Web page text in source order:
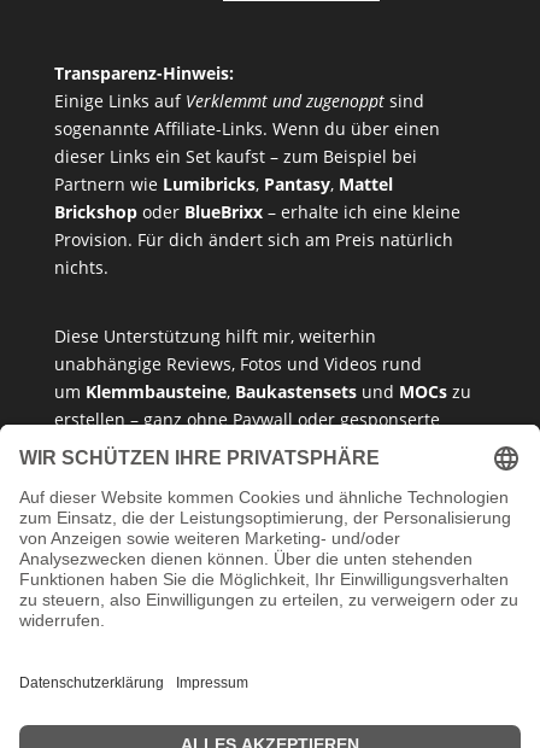
Transparenz-Hinweis:
Einige Links auf Verklemmt und zugenopptsind
sogenannte Affiliate-Links. Wenn du über einen
dieser Links ein Set kaufst – zum Beispiel bei
Partnern wie Lumibricks, Pantasy, Mattel
Brickshopoder BlueBrixx– erhalte ich eine kleine
Provision. Für dich ändert sich am Preis natürlich
nichts.
Diese Unterstützung hilft mir, weiterhin
unabhängige Reviews, Fotos und Videos rund
um Klemmbausteine, Baukastensetsund MOCszu
erstellen – ganz ohne Paywall oder gesponserte
Meinung. Ich empfehle nur Produkte, die ich selbst
vertreten kann.
Danke, dass du mein Klemmbaustein-Herz unterstützt!